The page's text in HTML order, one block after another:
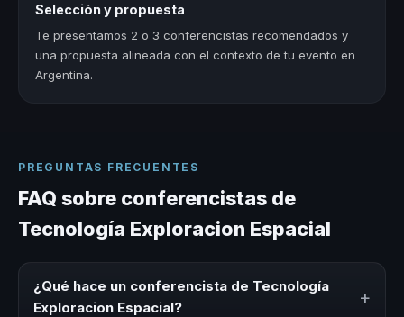
Selección y propuesta
Te presentamos 2 o 3 conferencistas recomendados y
una propuesta alineada con el contexto de tu evento en
Argentina.
PREGUNTAS FRECUENTES
FAQ sobre conferencistas de
Tecnología Exploracion Espacial
¿Qué hace un conferencista de Tecnología
Exploracion Espacial?
+